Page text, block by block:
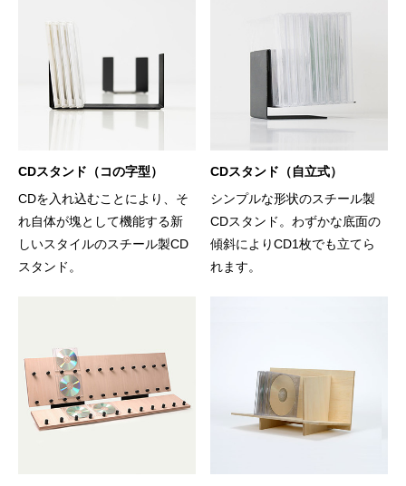
CDスタンド（コの字型）
CDを入れ込むことにより、そ
れ自体が塊として機能する新
しいスタイルのスチール製CD
スタンド。
CDスタンド（自立式）
シンプルな形状のスチール製
CDスタンド。わずかな底面の
傾斜によりCD1枚でも立てら
れます。